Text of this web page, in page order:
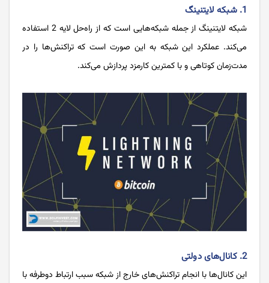
1. شبکه لایتنینگ
شبکه لایتنینگ از جمله شبکه‌هایی است که از راه‌حل لایه 2 استفاده
می‌کند. عملکرد این شبکه به این صورت است که تراکنش‌ها را در
مدت‌زمان کوتاهی و با کمترین کارمزد پردازش می‌کند.
2. کانال‌های دولتی
این کانال‌ها با انجام تراکنش‌های خارج از شبکه سبب ارتباط دوطرفه با